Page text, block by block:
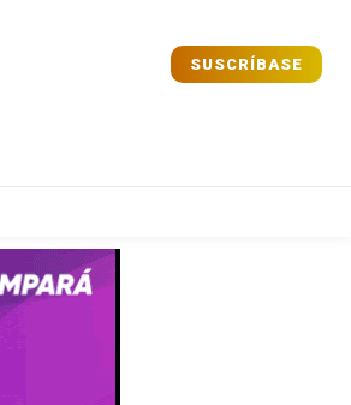
SUSCRÍBASE